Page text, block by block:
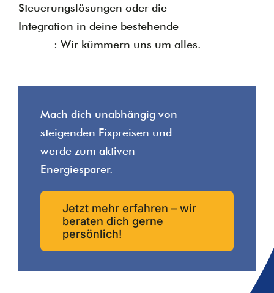
Steuerungslösungen oder die
Integration in deine bestehende
: Wir kümmern uns um alles.
Mach dich unabhängig von
steigenden Fixpreisen und
werde zum aktiven
Energiesparer.
Jetzt mehr erfahren – wir
beraten dich gerne
persönlich!